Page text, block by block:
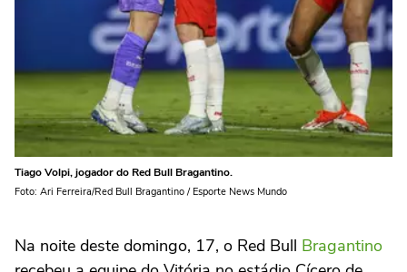
Tiago Volpi, jogador do Red Bull Bragantino.
Foto: Ari Ferreira/Red Bull Bragantino / Esporte News Mundo
Na noite deste domingo, 17, o Red Bull Bragantino